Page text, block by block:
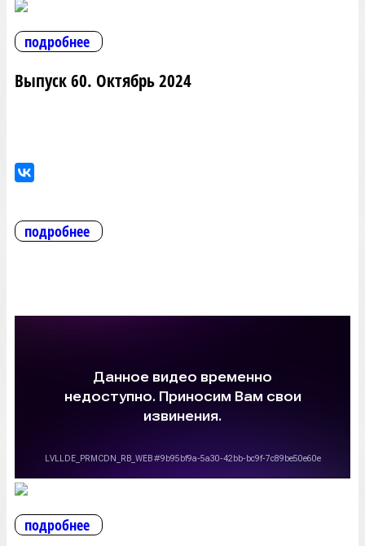
подробнее
Выпуск 60. Октябрь 2024
подробнее
подробнее